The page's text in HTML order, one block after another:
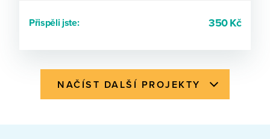
Přispěli jste: 350 Kč
NAČÍST DALŠÍ PROJEKTY